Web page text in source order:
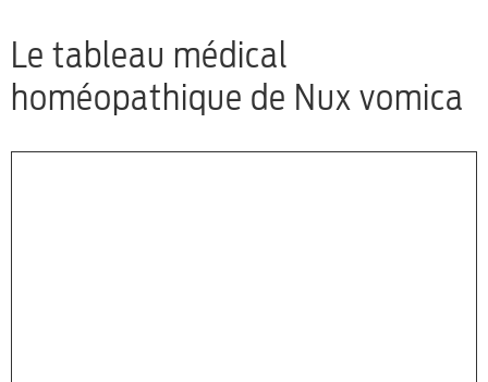
Le tableau médical
homéopathique de Nux vomica